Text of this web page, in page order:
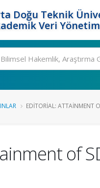
Doğu Teknik
Veri
EDITORIAL: ATTAINMENT
of